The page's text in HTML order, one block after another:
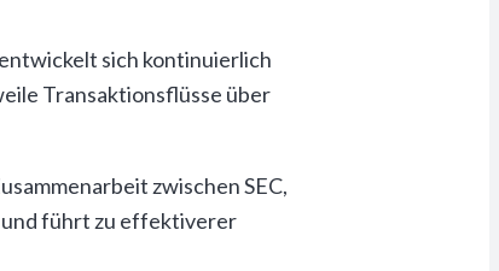
entwickelt sich kontinuierlich
Transaktionsflüsse über
zwischen SEC,
und führt zu effektiverer